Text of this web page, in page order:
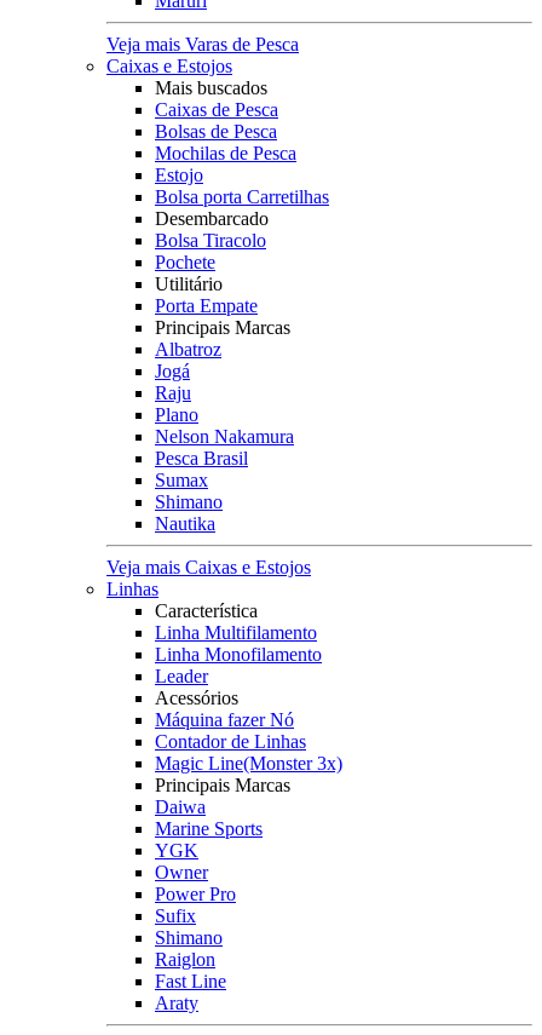
Veja mais Varas de Pesca
Caixas e Estojos
Mais buscados
Caixas de Pesca
Bolsas de Pesca
Mochilas de Pesca
Estojo
Bolsa porta Carretilhas
Desembarcado
Bolsa Tiracolo
Pochete
Utilitário
Porta Empate
Principais Marcas
Albatroz
Jogá
Raju
Plano
Nelson Nakamura
Pesca Brasil
Sumax
Shimano
Nautika
Veja mais Caixas e Estojos
Linhas
Característica
Linha Multifilamento
Linha Monofilamento
Leader
Acessórios
Máquina fazer Nó
Contador de Linhas
Magic Line(Monster 3x)
Principais Marcas
Daiwa
Marine Sports
YGK
Owner
Power Pro
Sufix
Shimano
Raiglon
Fast Line
Araty